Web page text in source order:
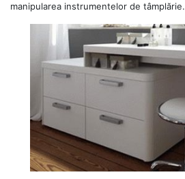
manipularea instrumentelor de tâmplărie.